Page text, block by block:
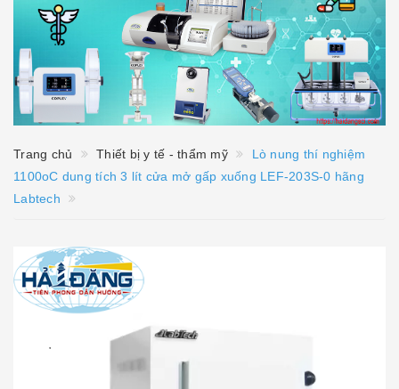
Trang chủ Thiết bị y tế - thẩm mỹ
Lò nung thí nghiệm
1100oC dung tích 3 lít cửa mở gấp xuống LEF-203S-0 hãng
Labtech